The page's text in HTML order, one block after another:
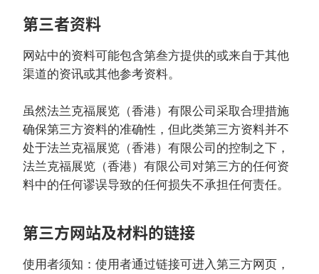
第三者资料
网站中的资料可能包含第叁方提供的或来自于其他
渠道的资讯或其他参考资料。
虽然法兰克福展览（香港）有限公司采取合理措施
确保第三方资料的准确性，但此类第三方资料并不
处于法兰克福展览（香港）有限公司的控制之下，
法兰克福展览（香港）有限公司对第三方的任何资
料中的任何谬误导致的任何损失不承担任何责任。
第三方网站及材料的链接
使用者须知：使用者通过链接可进入第三方网页，